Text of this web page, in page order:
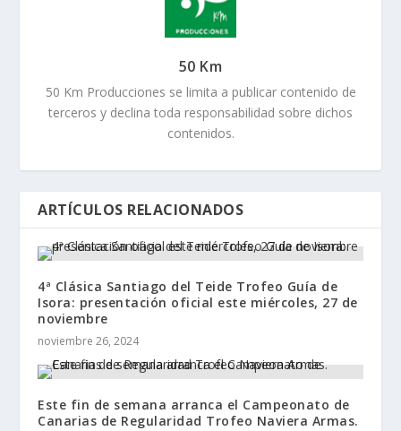
50 Km
50 Km Producciones se limita a publicar contenido de
terceros y declina toda responsabilidad sobre dichos
contenidos.
ARTÍCULOS RELACIONADOS
4ª Clásica Santiago del Teide Trofeo Guía de
Isora: presentación oficial este miércoles, 27 de
noviembre
noviembre 26, 2024
Este fin de semana arranca el Campeonato de
Canarias de Regularidad Trofeo Naviera Armas.